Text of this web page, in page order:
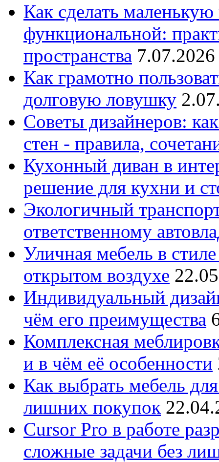
Как сделать
функциональной:
пространства
Как грамотно
долговую ловушку
Советы дизайнеров:
стен - правила,
Кухонный диван в
решение для кухни и
Экологичный
ответственному
Уличная мебель в
открытом воздухе
Индивидуальный
чём его преимущества
Комплексная
и в чём её особенности
Как выбрать мебель
лишних покупок
Cursor Pro в работе
сложные задачи без